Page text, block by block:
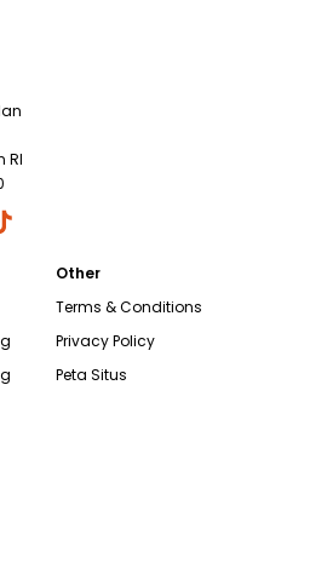
RI
Other
Terms & Conditions
Privacy Policy
Peta Situs